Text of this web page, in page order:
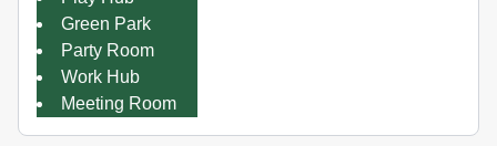
Green Park
Party Room
Work Hub
Meeting Room